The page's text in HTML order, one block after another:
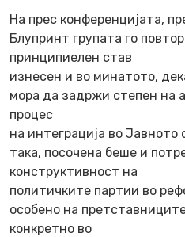
На прес конференцијата,
Блупринт групата го
принципиелен став
изнесен и во минатото,
мора да задржи степен на
процес
на интеграција во
така, посочена беше и
конструктивност на
политичките партии во
особено на
конкретно во